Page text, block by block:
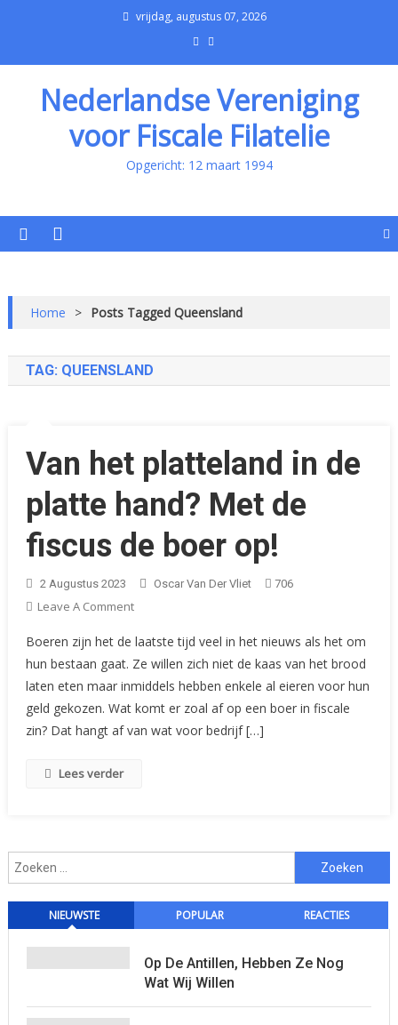
vrijdag, augustus 07, 2026
Nederlandse Vereniging
voor Fiscale Filatelie
Opgericht: 12 maart 1994
Home > Posts Tagged Queensland
TAG: QUEENSLAND
Van het platteland in de
platte hand? Met de
fiscus de boer op!
2 Augustus 2023 Oscar Van Der Vliet 706
Leave A CommentOn
Het
Platteland
In
De
Platte
Boer
Boeren zijn het de laatste tijd veel in het nieuws als het om
hun bestaan gaat. Ze willen zich niet de kaas van het brood
laten eten maar inmiddels hebben enkele al eieren voor hun
geld gekozen. Wat komt er zoal af op een boer in fiscale
zin? Dat hangt af van wat voor bedrijf […]
Lees verder
Zoeken
naar:
NIEUWSTE POPULAR REACTIES
Op De Antillen, Hebben Ze Nog
Wat Wij Willen